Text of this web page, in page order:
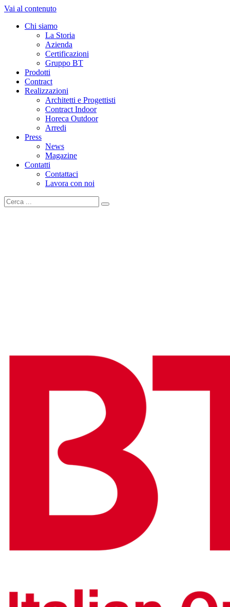
Vai al contenuto
Chi siamo
La Storia
Azienda
Certificazioni
Gruppo BT
Prodotti
Contract
Realizzazioni
Architetti e Progettisti
Contract Indoor
Horeca Outdoor
Arredi
Press
News
Magazine
Contatti
Contattaci
Lavora con noi